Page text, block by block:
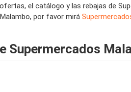
el catálogo y las rebajas de
por favor mirá
Supermercados